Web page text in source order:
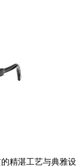
精湛工艺与典雅设